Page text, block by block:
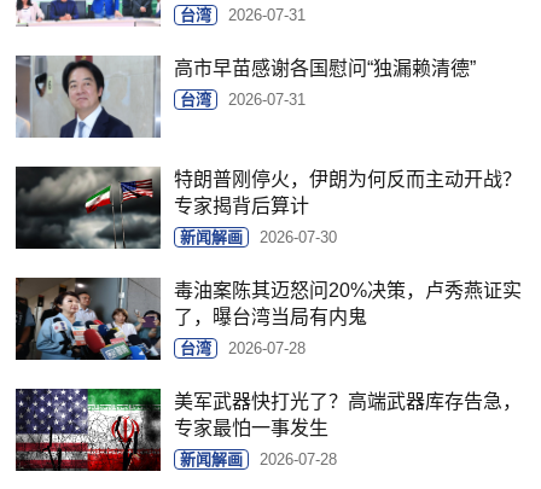
台湾 2026-07-31
高市早苗感谢各国慰问“独漏赖清德”
台湾 2026-07-31
特朗普刚停火，伊朗为何反而主动开战？
专家揭背后算计
新闻解画 2026-07-30
毒油案陈其迈怒问20%决策，卢秀燕证实
了，曝台湾当局有内鬼
台湾 2026-07-28
美军武器快打光了？高端武器库存告急，
专家最怕一事发生
新闻解画 2026-07-28